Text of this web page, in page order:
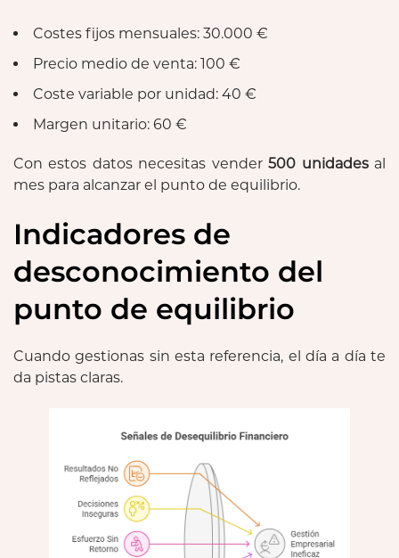
Costes fijos mensuales: 30.000 €
Precio medio de venta: 100 €
Coste variable por unidad: 40 €
Margen unitario: 60 €
Con estos datos necesitas vender500 unidadesal
mes para alcanzar el punto de equilibrio.
Indicadores de
desconocimiento del
punto de equilibrio
Cuando gestionas sin esta referencia, el día a día te
da pistas claras.